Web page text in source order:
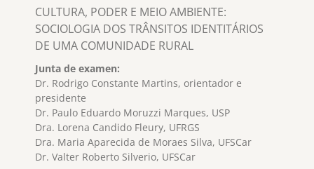
CULTURA, PODER E MEIO AMBIENTE:
SOCIOLOGIA DOS TRÂNSITOS IDENTITÁRIOS
DE UMA COMUNIDADE RURAL
Junta de examen:
Dr. Rodrigo Constante Martins, orientador e
presidente
Dr. Paulo Eduardo Moruzzi Marques, USP
Dra. Lorena Candido Fleury, UFRGS
Dra. Maria Aparecida de Moraes Silva, UFSCar
Dr. Valter Roberto Silverio, UFSCar